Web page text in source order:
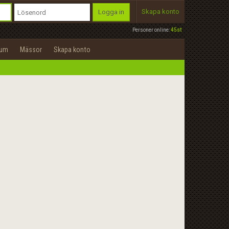
Personer online:45st
Logga in Skapa konto
Mässor Skapa konto